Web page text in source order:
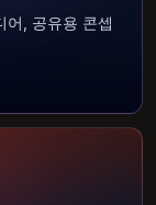
어, 공유용 콘셉